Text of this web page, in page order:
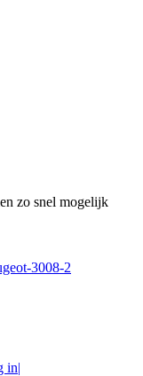
zo snel mogelijk
in|